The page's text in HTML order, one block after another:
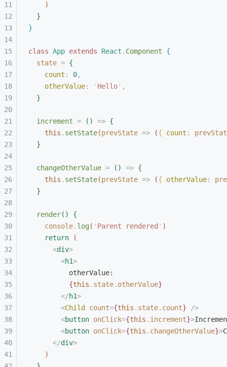
)
}
}
class App extends React . Component
{
state = {
count : 0,
otherValue: ' Hello' ,
}
increment = ( ) => {
this . setState(prevState => ({ count :
}
changeOtherValue = ( ) => {
this . setState(prevState => ({ otherValue:
}
render( )
{
console. log( ' Parent rendered ' )
return
(
<div>
<h1>
otherValue:
{this . state. otherValue}
</h1>
<Child count={this . state. count} />
<button onClick={this . increment}>
<button onClick={this . changeOtherValue}>
</div>
)